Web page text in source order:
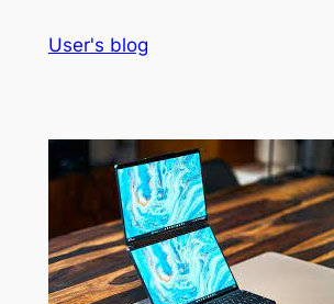
User's blog